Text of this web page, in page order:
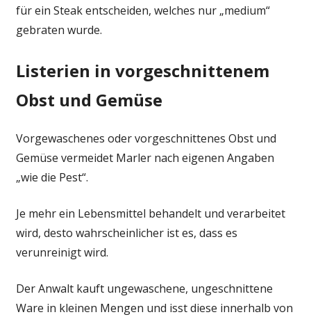
für ein Steak entscheiden, welches nur „medium“
gebraten wurde.
Listerien in vorgeschnittenem
Obst und Gemüse
Vorgewaschenes oder vorgeschnittenes Obst und
Gemüse vermeidet Marler nach eigenen Angaben
„wie die Pest“.
Je mehr ein Lebensmittel behandelt und verarbeitet
wird, desto wahrscheinlicher ist es, dass es
verunreinigt wird.
Der Anwalt kauft ungewaschene, ungeschnittene
Ware in kleinen Mengen und isst diese innerhalb von